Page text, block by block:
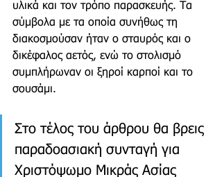
υλικά και τον τρόπο παρασκευής. Τα
σύμβολα με τα οποία συνήθως τη
διακοσμούσαν ήταν ο σταυρός και ο
δικέφαλος αετός, ενώ το στολισμό
συμπλήρωναν οι ξηροί καρποί και το
σουσάμι.
Στο τέλος του άρθρου θα βρεις
παραδοασιακή συνταγή για
Χριστόψωμο Μικράς Ασίας